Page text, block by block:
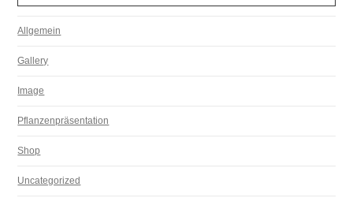
Allgemein
Gallery
Image
Pflanzenpräsentation
Shop
Uncategorized